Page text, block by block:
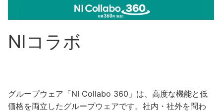
NIコラボ
グループウェア「NI Collabo 360」は、高度な機能と低
価格を両立したグループウェアです。社内・社外を問わ